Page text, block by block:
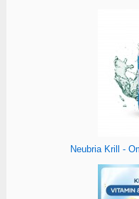
Neubria Krill -